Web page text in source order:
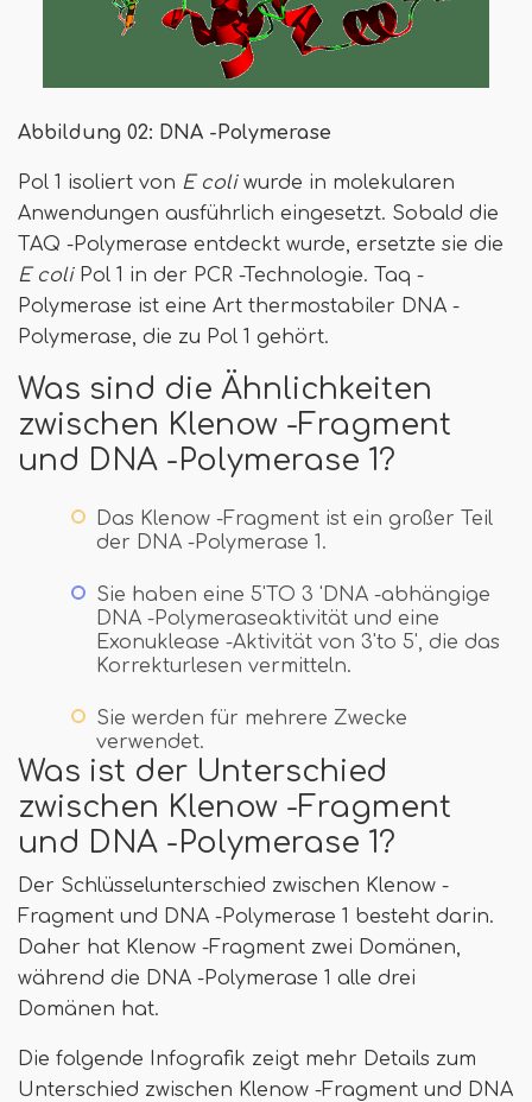
Abbildung 02: DNA -Polymerase
Pol 1 isoliert von E coliwurde in molekularen
Anwendungen ausführlich eingesetzt. Sobald die
TAQ -Polymerase entdeckt wurde, ersetzte sie die
E coliPol 1 in der PCR -Technologie. Taq -
Polymerase ist eine Art thermostabiler DNA -
Polymerase, die zu Pol 1 gehört.
Was sind die Ähnlichkeiten
zwischen Klenow -Fragment
und DNA -Polymerase 1?
Das Klenow -Fragment ist ein großer Teil
der DNA -Polymerase 1.
Sie haben eine 5'TO 3 'DNA -abhängige
DNA -Polymeraseaktivität und eine
Exonuklease -Aktivität von 3'to 5', die das
Korrekturlesen vermitteln.
Sie werden für mehrere Zwecke
verwendet.
Was ist der Unterschied
zwischen Klenow -Fragment
und DNA -Polymerase 1?
Der Schlüsselunterschied zwischen Klenow -
Fragment und DNA -Polymerase 1 besteht darin.
Daher hat Klenow -Fragment zwei Domänen,
während die DNA -Polymerase 1 alle drei
Domänen hat.
Die folgende Infografik zeigt mehr Details zum
Unterschied zwischen Klenow -Fragment und DNA